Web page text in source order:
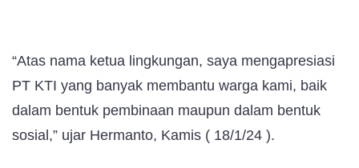
“Atas nama ketua lingkungan, saya mengapresiasi
PT KTI yang banyak membantu warga kami, baik
dalam bentuk pembinaan maupun dalam bentuk
sosial,” ujar Hermanto, Kamis ( 18/1/24 ).